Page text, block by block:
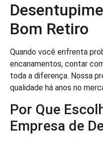
Bom Retiro
Quando você enfrenta
encanamentos, contar
toda a diferença. Nossa
qualidade há anos no
Por Que
Empresa de